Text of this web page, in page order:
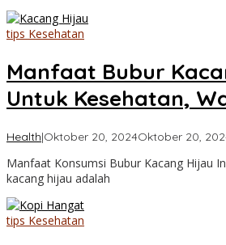
tips Kesehatan
Manfaat Bubur
Untuk Kesehatan,
Health|Oktober 20, 2024Oktober 20,
Manfaat Konsumsi Bubur Kacang Hijau
kacang hijau adalah
tips Kesehatan